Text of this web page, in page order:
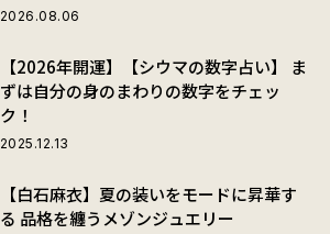
2026.08.06
【2026年開運】【シウマの数字占い】 ま
ずは自分の身のまわりの数字をチェッ
ク！
2025.12.13
【白石麻衣】夏の装いをモードに昇華す
る 品格を纏うメゾンジュエリー